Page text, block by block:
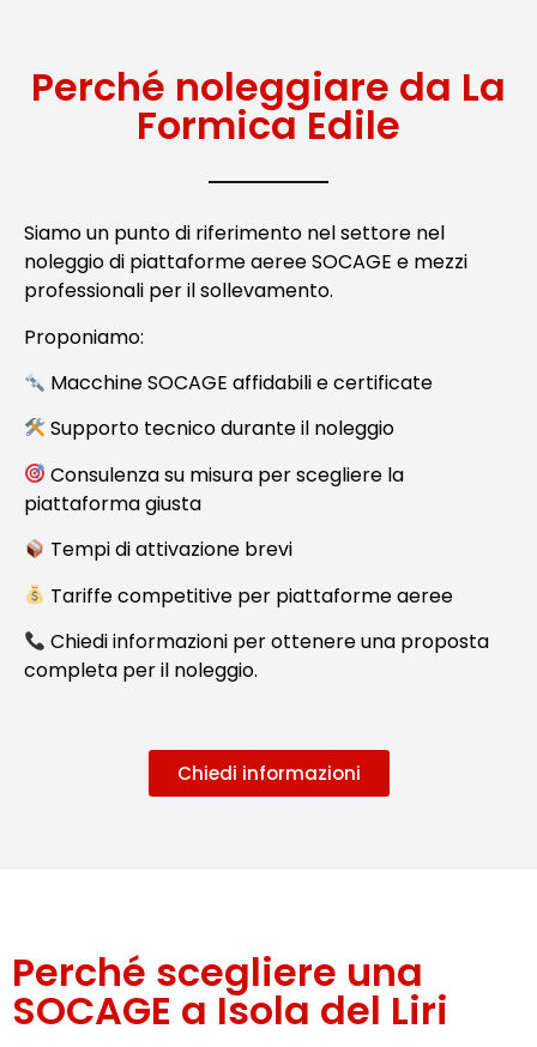
Perché noleggiare da La
Formica Edile
Siamo un punto di riferimento nel settore nel
noleggio di piattaforme aeree SOCAGE e mezzi
professionali per il sollevamento.
Proponiamo:
Macchine SOCAGE affidabili e certificate
Supporto tecnico durante il noleggio
Consulenza su misura per scegliere la
piattaforma giusta
Tempi di attivazione brevi
Tariffe competitive per piattaforme aeree
Chiedi informazioni per ottenere una proposta
completa per il noleggio.
Chiedi informazioni
Perché scegliere una
SOCAGE a Isola del Liri